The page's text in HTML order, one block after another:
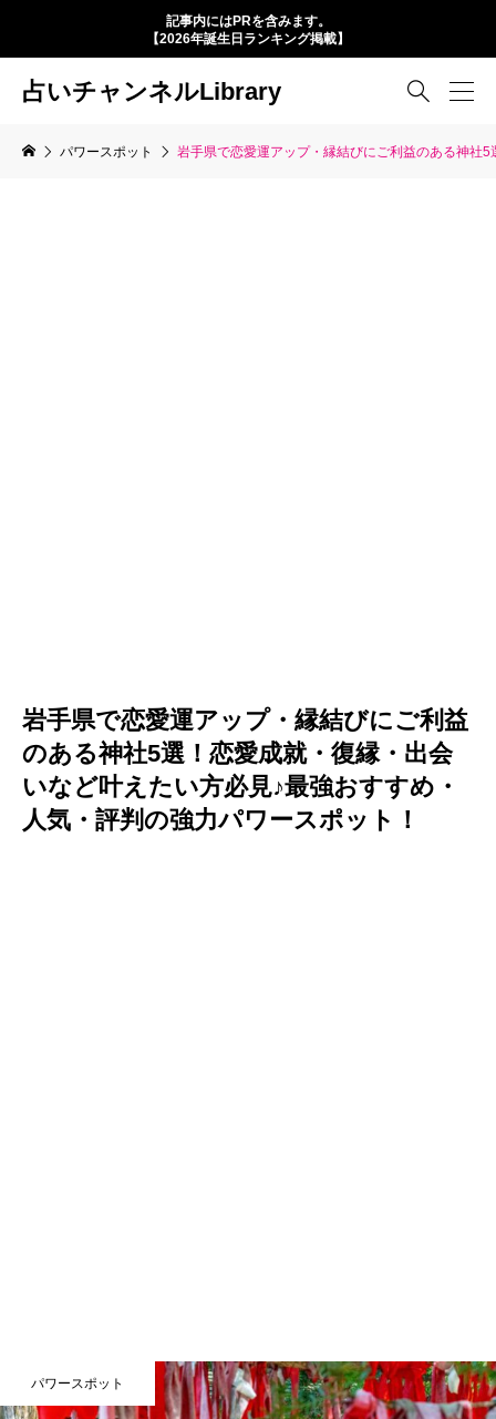
記事内にはPRを含みます。
【2026年誕生日ランキング掲載】
占いチャンネルLibrary 
パワースポット 岩手県で恋愛運アップ・縁結びにご利益のある神社
岩手県で恋愛運アップ・縁結びにご利益
のある神社5選！恋愛成就・復縁・出会
いなど叶えたい方必見♪最強おすすめ・
人気・評判の強力パワースポット！
パワースポット